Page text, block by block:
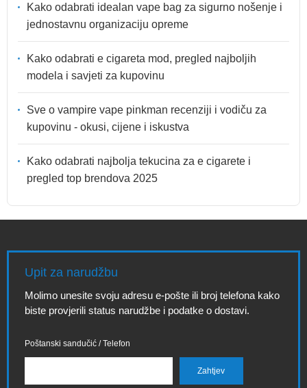
Kako odabrati idealan vape bag za sigurno nošenje i
jednostavnu organizaciju opreme
Kako odabrati e cigareta mod, pregled najboljih
modela i savjeti za kupovinu
Sve o vampire vape pinkman recenziji i vodiču za
kupovinu - okusi, cijene i iskustva
Kako odabrati najbolja tekucina za e cigarete i
pregled top brendova 2025
Upit za narudžbu
Molimo unesite svoju adresu e-pošte ili broj telefona kako
biste provjerili status narudžbe i podatke o dostavi.
Poštanski sandučić / Telefon